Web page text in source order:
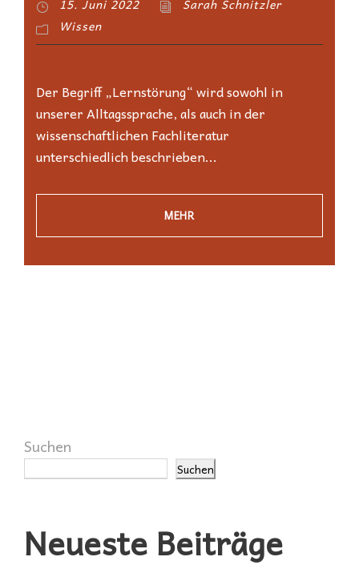
15. Juni 2022
Sarah Schnitzler
Wissen
Der Begriff „Lernstörung“ wird sowohl in
unserer Alltagssprache, als auch in der
wissenschaftlichen Fachliteratur
unterschiedlich beschrieben...
MEHR
Suchen
Suchen
Neueste Beiträge